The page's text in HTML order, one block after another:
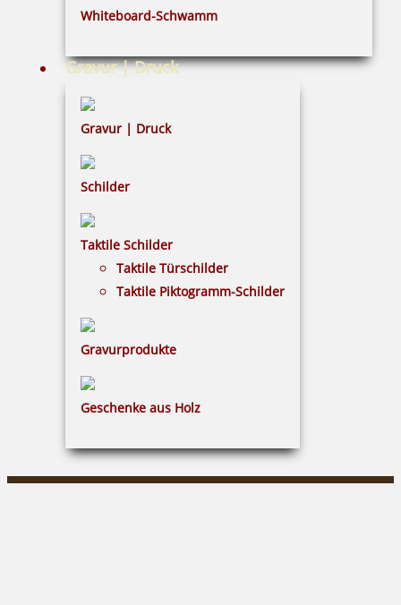
Whiteboard-Schwamm
Gravur | Druck
Gravur | Druck
Schilder
Taktile Schilder
Taktile Türschilder
Taktile Piktogramm-Schilder
Gravurprodukte
Geschenke aus Holz
Widerruf
Barrierefreiheit
Vertrag widerrufen
Mein Konto
KONTAKT
Gavieranstalt & Stempelhaus Gleitsmann
Claus Gleitsmann
03447/316849